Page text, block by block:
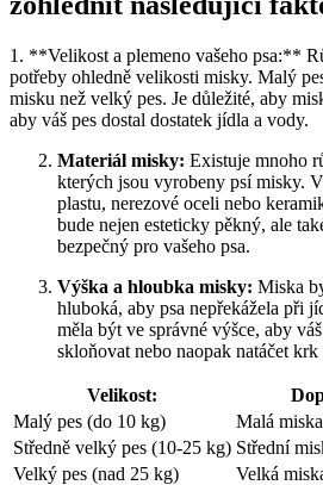
1. **Velikost a plemeno vašeho psa:**
potřeby ohledně velikosti misky. Malý
misku než velký pes. Je důležité, aby
aby váš pes dostal dostatek jídla a vody.
Materiál misky: Existuje mnoho
kterých jsou vyrobeny psí misky.
plastu, nerezové oceli nebo
bude nejen esteticky pěkný, ale
bezpečný pro vašeho psa.
Výška a hloubka misky: Miska
hluboká, aby psa nepřekážela při
měla být ve správné výšce, aby
skloňovat nebo naopak natáčet
Velikost:
Malý pes (do 10 kg)
Malá
Středně velký pes (10-25 kg) Střední
Velký pes (nad 25 kg)
Velká